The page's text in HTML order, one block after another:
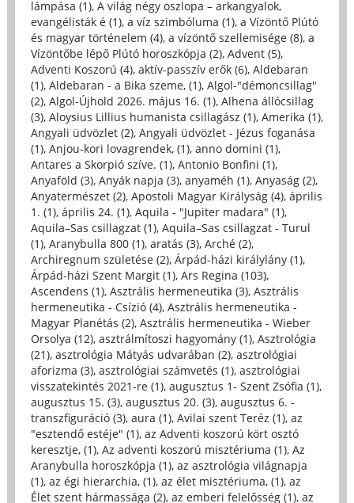
lámpása (1), A világ négy oszlopa – arkangyalok,
evangélisták é (1), a víz szimbóluma (1), a Vízöntő Plútó
és magyar történelem (4), a vízöntő szellemisége (8), a
Vízöntőbe lépő Plútó horoszkópja (2), Advent (5),
Adventi Koszorú (4), aktív-passzív erők (6), Aldebaran
(1), Aldebaran - a Bika szeme, (1), Algol-"démoncsillag"
(2), Algol-Újhold 2026. május 16. (1), Alhena állócsillag
(3), Aloysius Lillius humanista csillagász (1), Amerika (1),
Angyali üdvözlet (2), Angyali üdvözlet - Jézus foganása
(1), Anjou-kori lovagrendek, (1), anno domini (1),
Antares a Skorpió szíve. (1), Antonio Bonfini (1),
Anyaföld (3), Anyák napja (3), anyaméh (1), Anyaság (2),
Anyatermészet (2), Apostoli Magyar Királyság (4), április
1. (1), április 24. (1), Aquila - "Jupiter madara" (1),
Aquila–Sas csillagzat (1), Aquila–Sas csillagzat - Turul
(1), Aranybulla 800 (1), aratás (3), Arché (2),
Archiregnum születése (2), Árpád-házi királylány (1),
Árpád-házi Szent Margit (1), Ars Regina (103),
Ascendens (1), Asztrális hermeneutika (3), Asztrális
hermeneutika - Csízió (4), Asztrális hermeneutika -
Magyar Planétás (2), Asztrális hermeneutika - Wieber
Orsolya (12), asztrálmítoszi hagyomány (1), Asztrológia
(21), asztrológia Mátyás udvarában (2), asztrológiai
aforizma (3), asztrológiai számvetés (1), asztrológiai
visszatekintés 2021-re (1), augusztus 1- Szent Zsófia (1),
augusztus 15. (3), augusztus 20. (3), augusztus 6. -
transzfiguráció (3), aura (1), Avilai szent Teréz (1), az
"esztendő estéje" (1), az Adventi koszorú kört osztó
keresztje, (1), Az adventi koszorú misztériuma (1), Az
Aranybulla horoszkópja (1), az asztrológia világnapja
(1), az égi hierarchia, (1), az élet misztériuma, (1), az
Élet szent hármassága (2), az emberi felelősség (1), az